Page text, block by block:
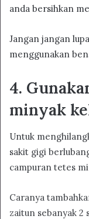
anda bersihkan
Jangan jangan
menggunakan
4.
minyak
Untuk
sakit gigi
campuran tetes
Caranya
zaitun sebanyak 2